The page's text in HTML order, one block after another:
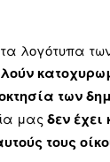
λογότυπα
των
μας δεν
τους